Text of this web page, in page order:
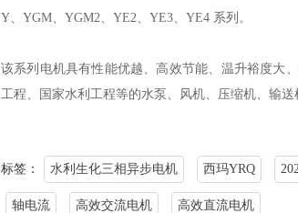
Y、YGM、YGM2、YE2、YE3、YE4 系列。
该系列电机具有性能优越、高效节能、温升裕度大
工程、国家水利工程等的水泵、风机、压缩机、输送
标签： 水利生化三相异步电机 西玛YRQ
轴电流 高效交流电机 高效直流电机